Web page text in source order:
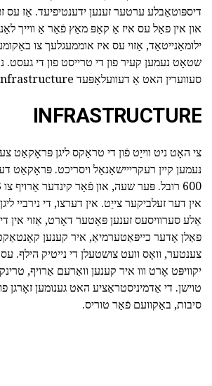
דיספּוטאַבלע ערטער זענען ידענטיפיעד. אַז עס
און אין פאַל עס איז אַ קאַפּ מאַץ פֿאַר אַ ווייך
ילומאַנייטאַד, אַזוי עס איז אוממעגלעך צו
שטאָט נעמען קעיר פון די טרייסט פון די געסט.
סעווערין האט אַ דעוועלאָפּעד Infrastructure.
INFRASTRUCTURE
צי האָט ניט ווייַט פֿון די טראַקס ליגן פּראָקאַט
נעמען קיין רעקרייישאַנאַל ויסריכט. פּראָקאַט
אין דער זעלביקער צייַט. אין דערצו, די נירביי
אַלע סערוויסעס זענען פּאָטער דאָרט, אַזוי אין
פאַלן אָדער כייפּאַטערמיאַ, איר קענען
צענטער, וואָס וועט צושטעלן די נייטיק הילף.
יקוויפּט אָרט ווו איר קענען וואַרעם אַרויף,
טוישן. די אַדמיניסטראַציע האט גענומען זאָרגן
סיבות, באַקוועם פֿאַר טוריס.